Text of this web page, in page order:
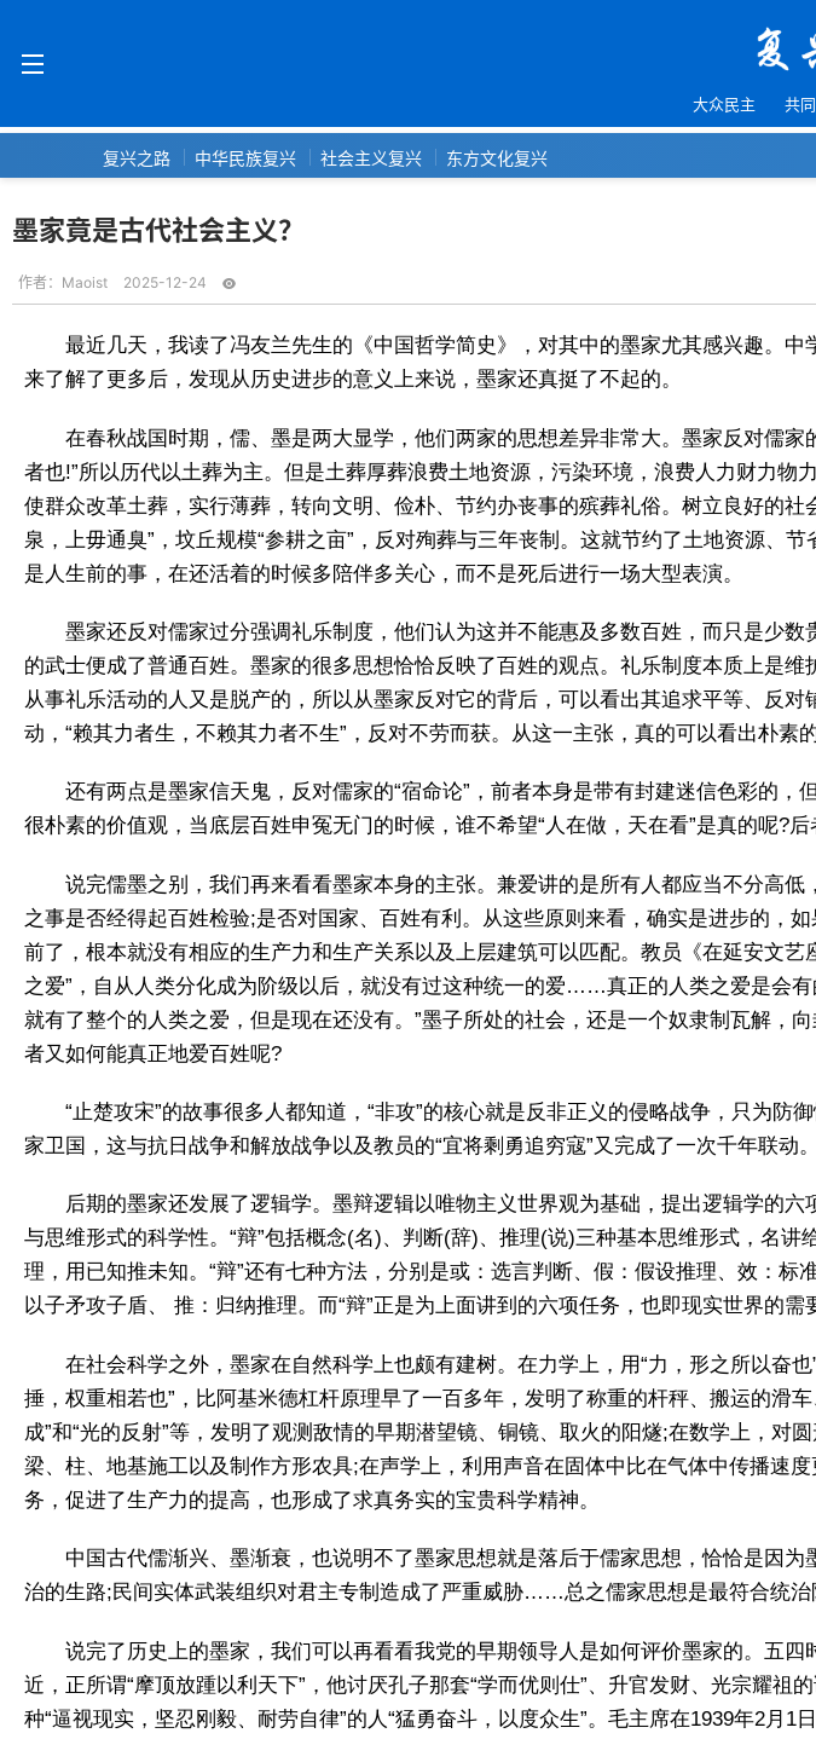
大众民主 共
复兴之路 中华民族复兴 社会主义复兴 东方文化复兴
墨家竟是古代社会主义？
作者： Maoist 2025-12-24
最近几天，我读了冯友兰先生的《中国哲学简史》，对其中的墨家尤其感兴趣。中
来了解了更多后，发现从历史进步的意义上来说，墨家还真挺了不起的。
在春秋战国时期，儒、墨是两大显学，他们两家的思想差异非常大。墨家反对儒
者也!”所以历代以土葬为主。但是土葬厚葬浪费土地资源，污染环境，浪费人力财力
使群众改革土葬，实行薄葬，转向文明、俭朴、节约办丧事的殡葬礼俗。树立良好的社
泉，上毋通臭”，坟丘规模“参耕之亩”，反对殉葬与三年丧制。这就节约了土地资源、
是人生前的事，在还活着的时候多陪伴多关心，而不是死后进行一场大型表演。
墨家还反对儒家过分强调礼乐制度，他们认为这并不能惠及多数百姓，而只是少
的武士便成了普通百姓。墨家的很多思想恰恰反映了百姓的观点。礼乐制度本质上是
从事礼乐活动的人又是脱产的，所以从墨家反对它的背后，可以看出其追求平等、反
动，“赖其力者生，不赖其力者不生”，反对不劳而获。从这一主张，真的可以看出朴素
还有两点是墨家信天鬼，反对儒家的“宿命论”，前者本身是带有封建迷信色彩的
很朴素的价值观，当底层百姓申冤无门的时候，谁不希望“人在做，天在看”是真的呢?
说完儒墨之别，我们再来看看墨家本身的主张。兼爱讲的是所有人都应当不分高
之事是否经得起百姓检验;是否对国家、百姓有利。从这些原则来看，确实是进步的，
前了，根本就没有相应的生产力和生产关系以及上层建筑可以匹配。教员《在延安文
之爱”，自从人类分化成为阶级以后，就没有过这种统一的爱……真正的人类之爱是会
就有了整个的人类之爱，但是现在还没有。”墨子所处的社会，还是一个奴隶制瓦解
者又如何能真正地爱百姓呢?
“止楚攻宋”的故事很多人都知道，“非攻”的核心就是反非正义的侵略战争，只为
家卫国，这与抗日战争和解放战争以及教员的“宜将剩勇追穷寇”又完成了一次千年联动。
后期的墨家还发展了逻辑学。墨辩逻辑以唯物主义世界观为基础，提出逻辑学的
与思维形式的科学性。“辩”包括概念(名)、判断(辞)、推理(说)三种基本思维形式，名
理，用已知推未知。“辩”还有七种方法，分别是或：选言判断、假：假设推理、效：
以子矛攻子盾、 推：归纳推理。而“辩”正是为上面讲到的六项任务，也即现实世界的
在社会科学之外，墨家在自然科学上也颇有建树。在力学上，用“力，形之所以奋
捶，权重相若也”，比阿基米德杠杆原理早了一百多年，发明了称重的杆秤、搬运的滑
成”和“光的反射”等，发明了观测敌情的早期潜望镜、铜镜、取火的阳燧;在数学上，
梁、柱、地基施工以及制作方形农具;在声学上，利用声音在固体中比在气体中传播速
务，促进了生产力的提高，也形成了求真务实的宝贵科学精神。
中国古代儒渐兴、墨渐衰，也说明不了墨家思想就是落后于儒家思想，恰恰是因
治的生路;民间实体武装组织对君主专制造成了严重威胁……总之儒家思想是最符合统治
说完了历史上的墨家，我们可以再看看我党的早期领导人是如何评价墨家的。五
近，正所谓“摩顶放踵以利天下”，他讨厌孔子那套“学而优则仕”、升官发财、光宗耀
种“逼视现实，坚忍刚毅、耐劳自律”的人“猛勇奋斗，以度众生”。毛主席在1939年2月